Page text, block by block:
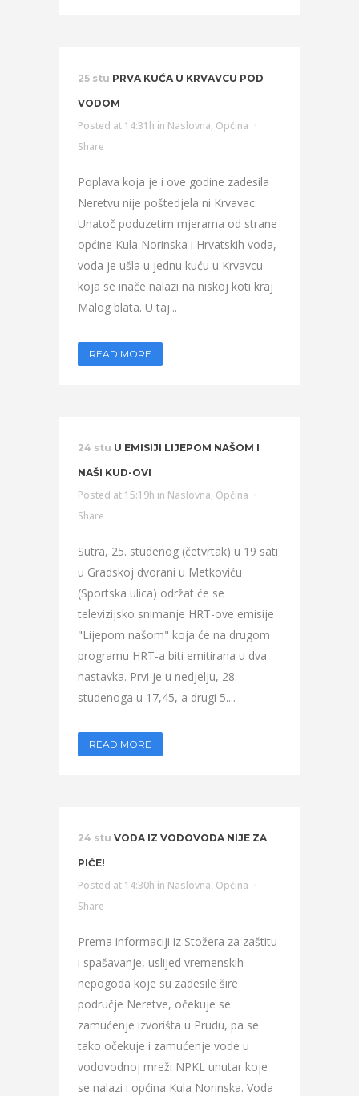
25 stu PRVA KUĆA U KRVAVCU POD
VODOM
Posted at 14:31h in Naslovna, Općina
Share
Poplava koja je i ove godine zadesila
Neretvu nije poštedjela ni Krvavac.
Unatoč poduzetim mjerama od strane
općine Kula Norinska i Hrvatskih voda,
voda je ušla u jednu kuću u Krvavcu
koja se inače nalazi na niskoj koti kraj
Malog blata. U taj...
READ MORE
24 stu U EMISIJI LIJEPOM NAŠOM I
NAŠI KUD-OVI
Posted at 15:19h in Naslovna, Općina
Share
Sutra, 25. studenog (četvrtak) u 19 sati
u Gradskoj dvorani u Metkoviću
(Sportska ulica) održat će se
televizijsko snimanje HRT-ove emisije
"Lijepom našom" koja će na drugom
programu HRT-a biti emitirana u dva
nastavka. Prvi je u nedjelju, 28.
studenoga u 17,45, a drugi 5....
READ MORE
24 stu VODA IZ VODOVODA NIJE ZA
PIĆE!
Posted at 14:30h in Naslovna, Općina
Share
Prema informaciji iz Stožera za zaštitu
i spašavanje, uslijed vremenskih
nepogoda koje su zadesile šire
područje Neretve, očekuje se
zamućenje izvorišta u Prudu, pa se
tako očekuje i zamućenje vode u
vodovodnoj mreži NPKL unutar koje
se nalazi i općina Kula Norinska. Voda